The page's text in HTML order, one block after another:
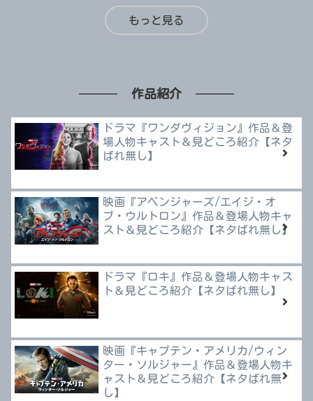
もっと見る
作品紹介
ドラマ『ワンダヴィジョン』作品＆登
場人物キャスト＆見どころ紹介【ネタ
ばれ無し】
映画『アベンジャーズ/エイジ・オ
ブ・ウルトロン』作品＆登場人物キャ
スト＆見どころ紹介【ネタばれ無し】
ドラマ『ロキ』作品＆登場人物キャス
ト＆見どころ紹介【ネタばれ無し】
映画『キャプテン・アメリカ/ウィン
ター・ソルジャー』作品＆登場人物キ
ャスト＆見どころ紹介【ネタばれ無
し】